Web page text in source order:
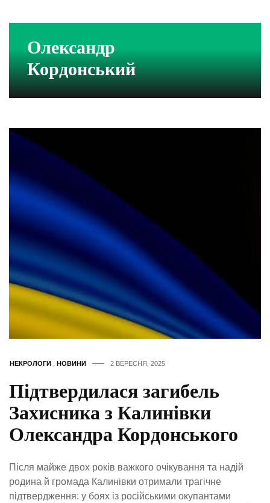
Олександр
Кордонський
НЕКРОЛОГИ НОВИНИ 2 ВЕРЕСНЯ, 2025
Підтвердилася загибель
Захисника з Калинівки
Олександра Кордонського
Після майже двох років важкого очікування та надій
родина й громада Калинівки отримали трагічне
підтвердження: у боях із російськими окупантами